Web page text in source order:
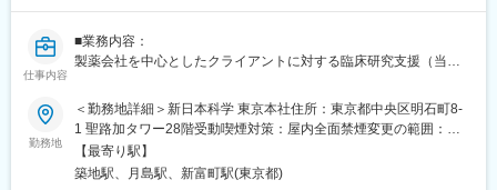
（1）フレックスタイム制度：10~15時がコアタイムとしたフレッ
クスタイム制
（2）在宅勤務制度：週2日在宅勤務可能
ります。
（4）年間休日125日
【当社の強み】
仕事内容
■業務内容：
製薬会社を中心としたクライアントに対する臨床研究支援（当社
顧客からのリピート案件獲得および新規顧客の開拓に向け、社内
関係部署と連携しながら営業活動を行っていただきます。
■業務詳細：
・既存顧客への深耕営業・ニーズ深掘り
勤務地
＜勤務地詳細＞新日本科学 東京本社住所：東京都中央区明石町8-
1 聖路加タワー28階受動喫煙対策：屋内全面禁煙変更の範囲：会
社の定める事業所（リモートワーク含む）
【最寄り駅】
築地駅、月島駅、新富町駅(東京都)